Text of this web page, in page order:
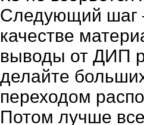
Следующий шаг
качестве
выводы от ДИП
делайте
переходом
Потом лучше